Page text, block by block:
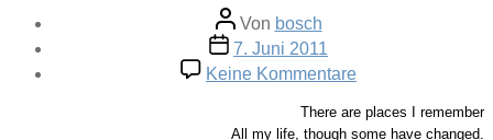
Beitragsautor
Von bosch
Veröffentlichungsdatum
7. Juni 2011
Keine Kommentare
Gastbeitrag
auf
There are places I remember
All my life, though some have changed.